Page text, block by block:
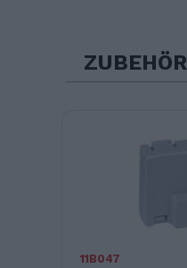
ZUBEHÖR
11B047